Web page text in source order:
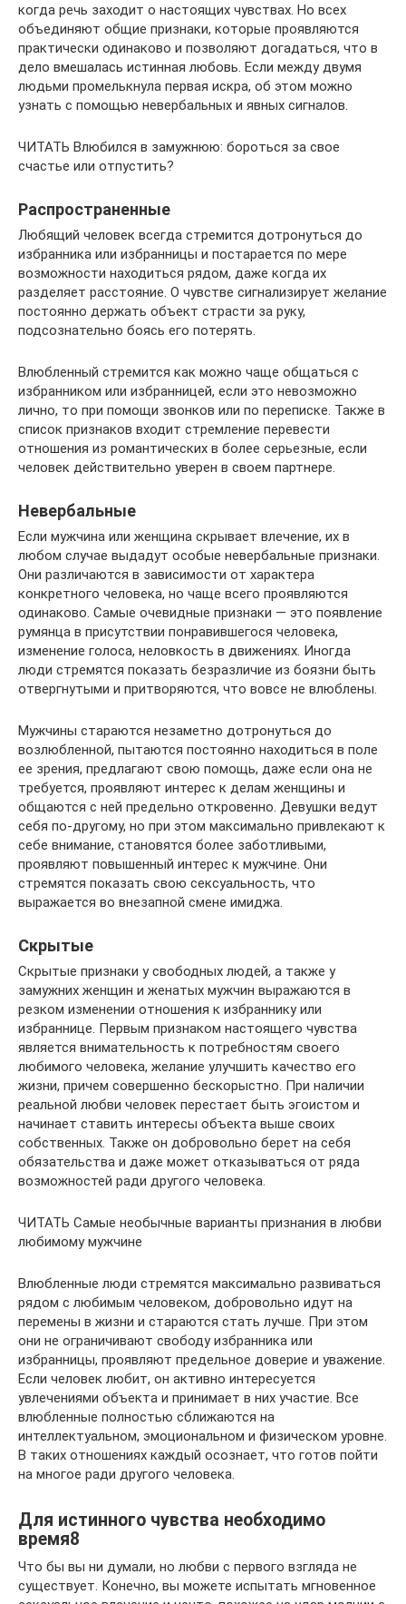
когда речь заходит о настоящих чувствах. Но всех
объединяют общие признаки, которые проявляются
практически одинаково и позволяют догадаться, что в
дело вмешалась истинная любовь. Если между двумя
людьми промелькнула первая искра, об этом можно
узнать с помощью невербальных и явных сигналов.
ЧИТАТЬ Влюбился в замужнюю: бороться за свое
счастье или отпустить?
Распространенные
Любящий человек всегда стремится дотронуться до
избранника или избранницы и постарается по мере
возможности находиться рядом, даже когда их
разделяет расстояние. О чувстве сигнализирует желание
постоянно держать объект страсти за руку,
подсознательно боясь его потерять.
Влюбленный стремится как можно чаще общаться с
избранником или избранницей, если это невозможно
лично, то при помощи звонков или по переписке. Также в
список признаков входит стремление перевести
отношения из романтических в более серьезные, если
человек действительно уверен в своем партнере.
Невербальные
Если мужчина или женщина скрывает влечение, их в
любом случае выдадут особые невербальные признаки.
Они различаются в зависимости от характера
конкретного человека, но чаще всего проявляются
одинаково. Самые очевидные признаки — это появление
румянца в присутствии понравившегося человека,
изменение голоса, неловкость в движениях. Иногда
люди стремятся показать безразличие из боязни быть
отвергнутыми и притворяются, что вовсе не влюблены.
Мужчины стараются незаметно дотронуться до
возлюбленной, пытаются постоянно находиться в поле
ее зрения, предлагают свою помощь, даже если она не
требуется, проявляют интерес к делам женщины и
общаются с ней предельно откровенно. Девушки ведут
себя по-другому, но при этом максимально привлекают к
себе внимание, становятся более заботливыми,
проявляют повышенный интерес к мужчине. Они
стремятся показать свою сексуальность, что
выражается во внезапной смене имиджа.
Скрытые
Скрытые признаки у свободных людей, а также у
замужних женщин и женатых мужчин выражаются в
резком изменении отношения к избраннику или
избраннице. Первым признаком настоящего чувства
является внимательность к потребностям своего
любимого человека, желание улучшить качество его
жизни, причем совершенно бескорыстно. При наличии
реальной любви человек перестает быть эгоистом и
начинает ставить интересы объекта выше своих
собственных. Также он добровольно берет на себя
обязательства и даже может отказываться от ряда
возможностей ради другого человека.
ЧИТАТЬ Самые необычные варианты признания в любви
любимому мужчине
Влюбленные люди стремятся максимально развиваться
рядом с любимым человеком, добровольно идут на
перемены в жизни и стараются стать лучше. При этом
они не ограничивают свободу избранника или
избранницы, проявляют предельное доверие и уважение.
Если человек любит, он активно интересуется
увлечениями объекта и принимает в них участие. Все
влюбленные полностью сближаются на
интеллектуальном, эмоциональном и физическом уровне.
В таких отношениях каждый осознает, что готов пойти
на многое ради другого человека.
Для истинного чувства необходимо
время8
Что бы вы ни думали, но любви с первого взгляда не
существует. Конечно, вы можете испытать мгновенное